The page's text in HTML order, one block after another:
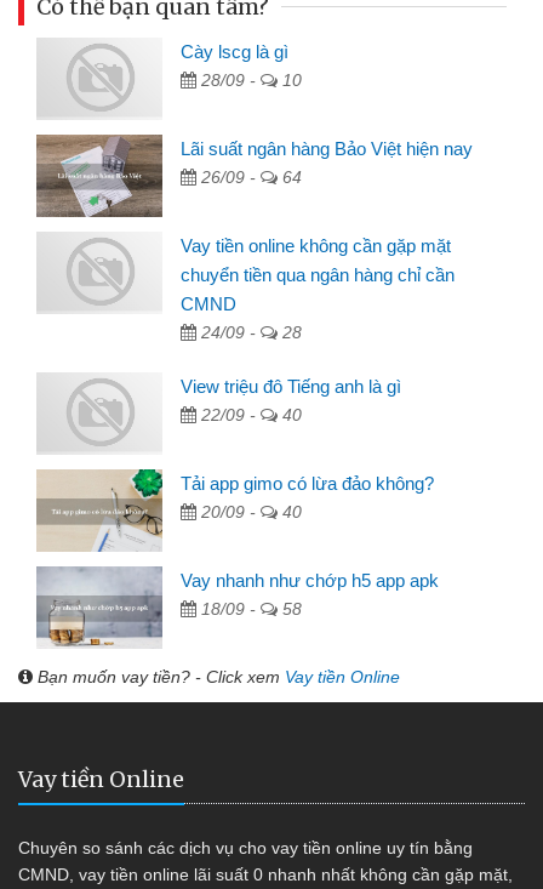
Có thể bạn quan tâm?
Cày lscg là gì
28/09 - 10
Lãi suất ngân hàng Bảo Việt hiện nay
26/09 - 64
Vay tiền online không cần gặp mặt
chuyển tiền qua ngân hàng chỉ cần
CMND
24/09 - 28
View triệu đô Tiếng anh là gì
22/09 - 40
Tải app gimo có lừa đảo không?
20/09 - 40
Vay nhanh như chớp h5 app apk
18/09 - 58
Bạn muốn vay tiền? - Click xem Vay tiền Online
Vay tiền Online
Chuyên so sánh các dịch vụ cho vay tiền online uy tín bằng
CMND, vay tiền online lãi suất 0 nhanh nhất không cần gặp mặt,